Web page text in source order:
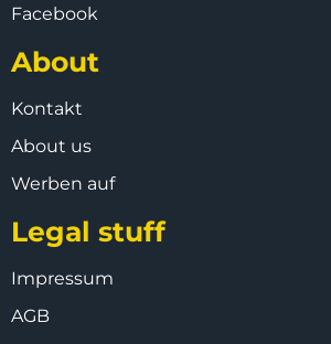
Facebook
About
Kontakt
About us
Werben auf
Legal stuff
Impressum
AGB